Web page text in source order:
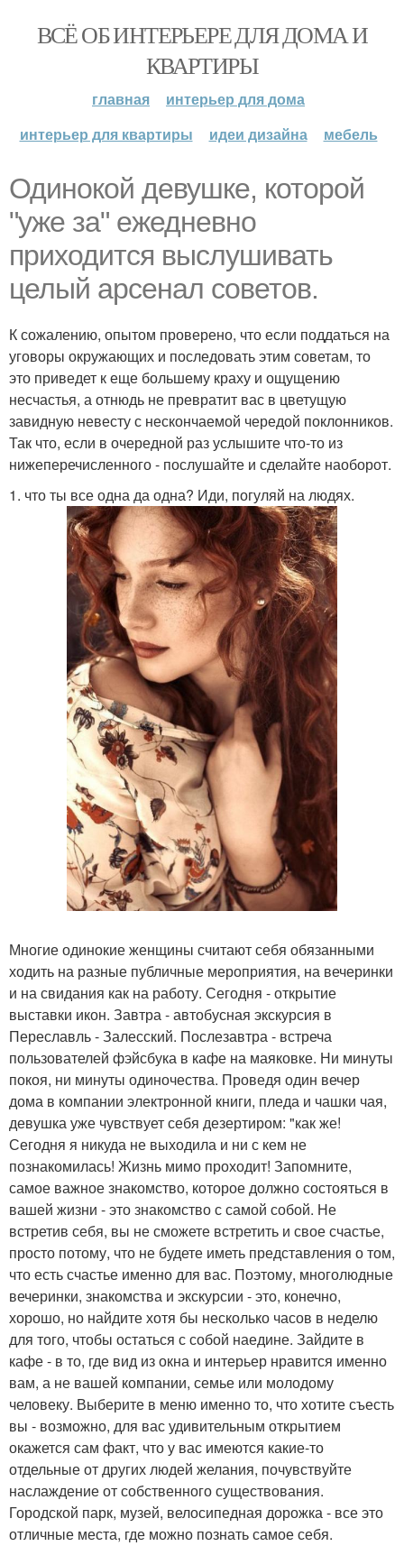
ВСЁ ОБ ИНТЕРЬЕРЕ ДЛЯ ДОМА И
КВАРТИРЫ
главная
интерьер для дома
интерьер для квартиры
идеи дизайна мебель
Одинокой девушке, которой
"уже за" ежедневно
приходится выслушивать
целый арсенал советов.
К сожалению, опытом проверено, что если поддаться на
уговоры окружающих и последовать этим советам, то
это приведет к еще большему краху и ощущению
несчастья, а отнюдь не превратит вас в цветущую
завидную невесту с нескончаемой чередой поклонников.
Так что, если в очередной раз услышите что-то из
нижеперечисленного - послушайте и сделайте наоборот.
1. что ты все одна да одна? Иди, погуляй на людях.
Многие одинокие женщины считают себя обязанными
ходить на разные публичные мероприятия, на вечеринки
и на свидания как на работу. Сегодня - открытие
выставки икон. Завтра - автобусная экскурсия в
Переславль - Залесский. Послезавтра - встреча
пользователей фэйсбука в кафе на маяковке. Ни минуты
покоя, ни минуты одиночества. Проведя один вечер
дома в компании электронной книги, пледа и чашки чая,
девушка уже чувствует себя дезертиром: "как же!
Сегодня я никуда не выходила и ни с кем не
познакомилась! Жизнь мимо проходит! Запомните,
самое важное знакомство, которое должно состояться в
вашей жизни - это знакомство с самой собой. Не
встретив себя, вы не сможете встретить и свое счастье,
просто потому, что не будете иметь представления о том,
что есть счастье именно для вас. Поэтому, многолюдные
вечеринки, знакомства и экскурсии - это, конечно,
хорошо, но найдите хотя бы несколько часов в неделю
для того, чтобы остаться с собой наедине. Зайдите в
кафе - в то, где вид из окна и интерьер нравится именно
вам, а не вашей компании, семье или молодому
человеку. Выберите в меню именно то, что хотите съесть
вы - возможно, для вас удивительным открытием
окажется сам факт, что у вас имеются какие-то
отдельные от других людей желания, почувствуйте
наслаждение от собственного существования.
Городской парк, музей, велосипедная дорожка - все это
отличные места, где можно познать самое себя.